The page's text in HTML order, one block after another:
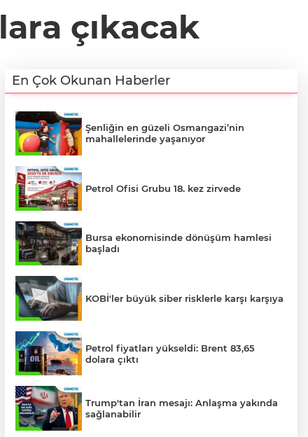
çıkacak
En Çok Okunan Haberler
Şenliğin en güzeli Osmangazi’nin
mahallelerinde yaşanıyor
Petrol Ofisi Grubu 18. kez zirvede
Bursa ekonomisinde dönüşüm hamlesi
başladı
KOBİ'ler büyük siber risklerle karşı karşıya
Petrol fiyatları yükseldi: Brent 83,65
dolara çıktı
Trump'tan İran mesajı: Anlaşma yakında
sağlanabilir